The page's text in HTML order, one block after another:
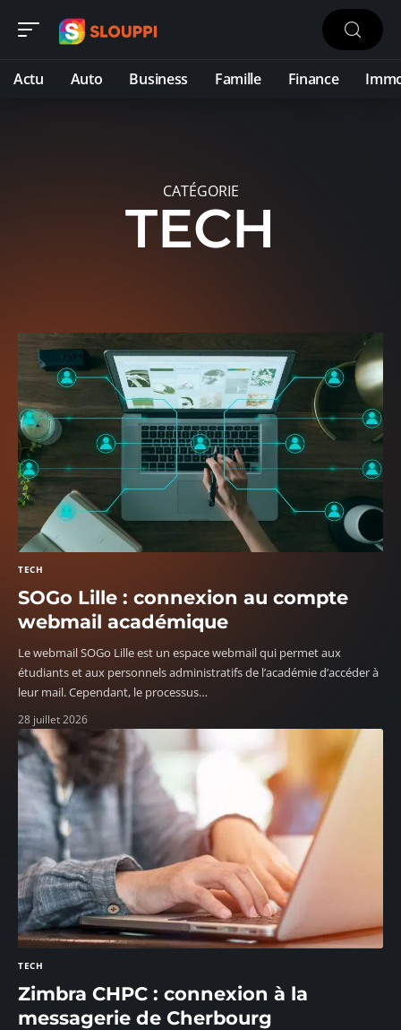
Actu Auto Business Famille Finance
CATÉGORIE
TECH
TECH
SOGo Lille : connexion au compte
webmail académique
Le webmail SOGo Lille est un espace webmail qui permet aux
étudiants et aux personnels administratifs de l’académie d’accéder à
leur mail. Cependant, le processus…
28 juillet 2026
TECH
Zimbra CHPC : connexion à la
messagerie de Cherbourg